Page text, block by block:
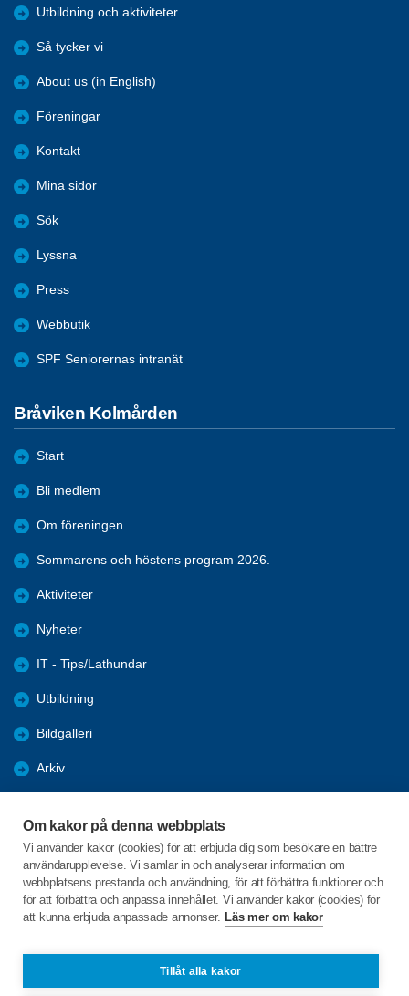
Om kakor på denna webbplats
Vi använder kakor (cookies) för att erbjuda dig som besökare en bättre
användarupplevelse. Vi samlar in och analyserar information om
webbplatsens prestanda och användning, för att förbättra funktioner och
för att förbättra och anpassa innehållet. Vi använder kakor (cookies) för
att kunna erbjuda anpassade annonser. Läs mer om kakor
Tillåt alla kakor
Utbildning och aktiviteter
Så tycker vi
About us (in English)
Föreningar
Kontakt
Mina sidor
Sök
Lyssna
Press
Webbutik
SPF Seniorernas intranät
Bråviken Kolmården
Start
Bli medlem
Om föreningen
Sommarens och höstens program 2026.
Aktiviteter
Nyheter
IT - Tips/Lathundar
Utbildning
Bildgalleri
Arkiv
Förmåner
Digital hjälp
C/o:Per Adler